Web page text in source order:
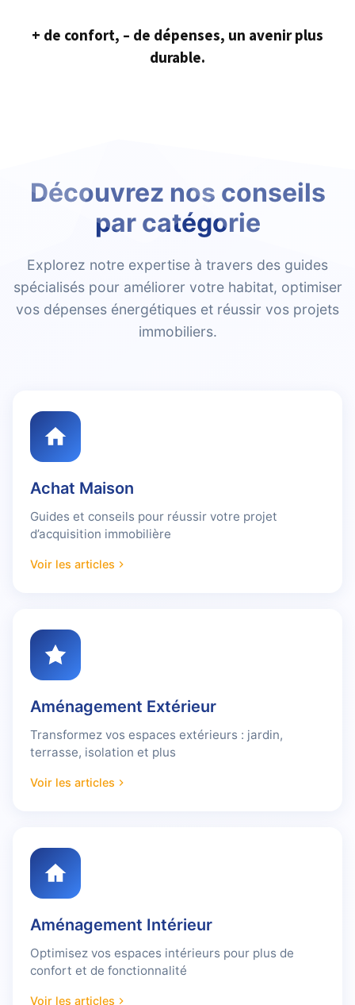
+ de confort, – de dépenses, un avenir plus
durable.
Découvrez nos conseils
par catégorie
Explorez notre expertise à travers des guides
spécialisés pour améliorer votre habitat, optimiser
vos dépenses énergétiques et réussir vos projets
immobiliers.
Achat Maison
Guides et conseils pour réussir votre projet
d’acquisition immobilière
Voir les articles
Aménagement Extérieur
Transformez vos espaces extérieurs : jardin,
terrasse, isolation et plus
Voir les articles
Aménagement Intérieur
Optimisez vos espaces intérieurs pour plus de
confort et de fonctionnalité
Voir les articles